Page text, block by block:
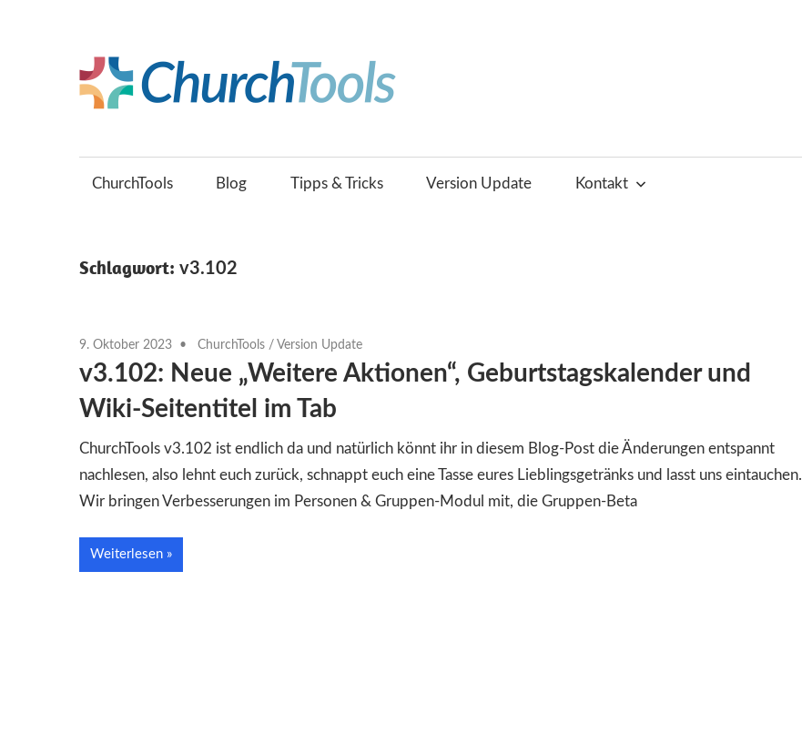
springen
(Deutsch)
ChurchTools Blog Tipps & Tricks Version Update Kontakt
Schlagwort: v3.102
9. Oktober 2023 ChurchTools / Version Update
v3.102: Neue „Weitere Aktionen“, Geburtstagskalender und
Wiki-Seitentitel im Tab
ChurchTools v3.102 ist endlich da und natürlich könnt ihr in diesem Blog-Post die Änderungen entspannt
nachlesen, also lehnt euch zurück, schnappt euch eine Tasse eures Lieblingsgetränks und lasst uns eintauchen.
Wir bringen Verbesserungen im Personen & Gruppen-Modul mit, die Gruppen-Beta
Weiterlesen